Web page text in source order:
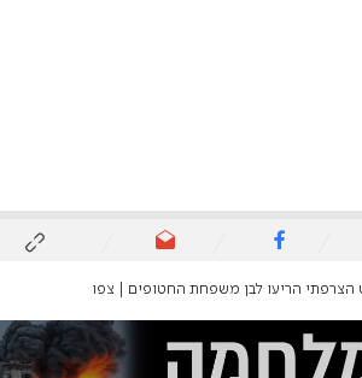
הצרפתי הריעו לבן משפחת החטופים | צפו